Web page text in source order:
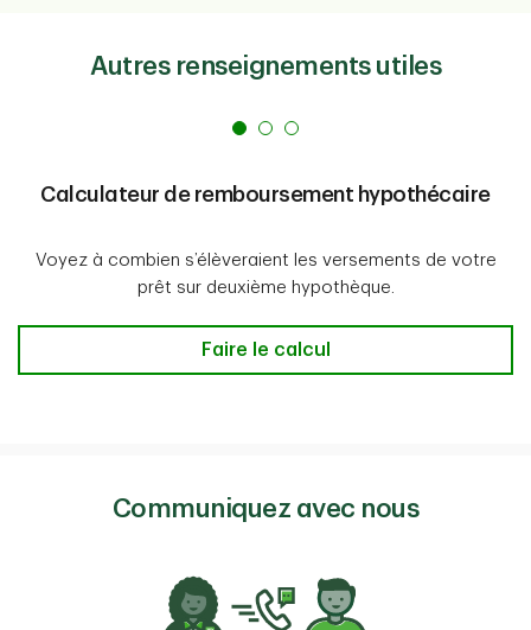
Autres renseignements utiles
Calculateur de remboursement hypothécaire
Voyez à combien s’élèveraient les versements de votre
prêt sur deuxième hypothèque.
Calculateur de remboursement
Faire le calcul
Communiquez avec nous